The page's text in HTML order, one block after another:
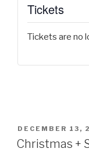
Tickets
Tickets are no
POSTED
ON
DECEMBER 13,
Christmas +